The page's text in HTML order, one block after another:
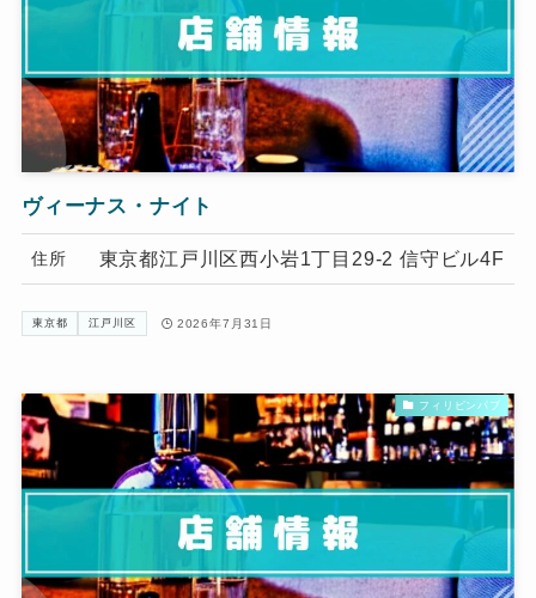
ヴィーナス・ナイト
住所 東京都江戸川区西小岩1丁目29-2 信守ビル4F
東京都 江戸川区 2026年7月31日
フィリピンパブ